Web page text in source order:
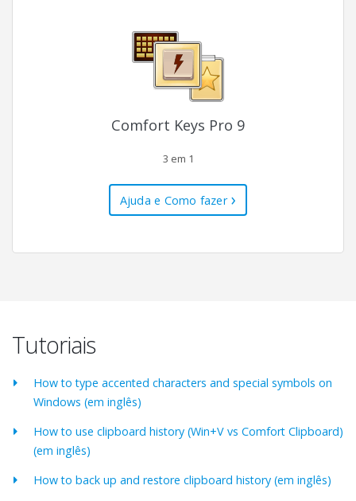
Comfort Keys Pro 9
3 em 1
Ajuda e Como fazer
Tutoriais
How to type accented characters and special symbols on
Windows (em inglês)
How to use clipboard history (Win+V vs Comfort Clipboard)
(em inglês)
How to back up and restore clipboard history (em inglês)